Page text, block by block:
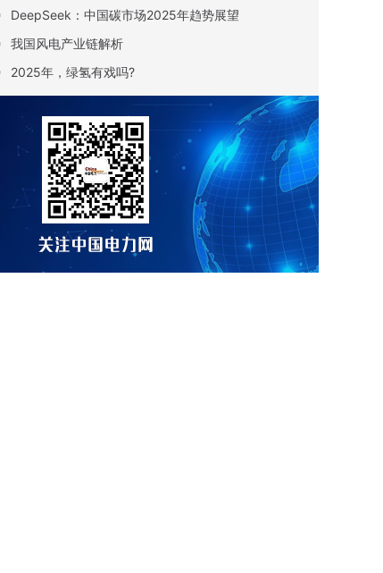
DeepSeek：中国碳市场2025年趋势展望
我国风电产业链解析
2025年，绿氢有戏吗?